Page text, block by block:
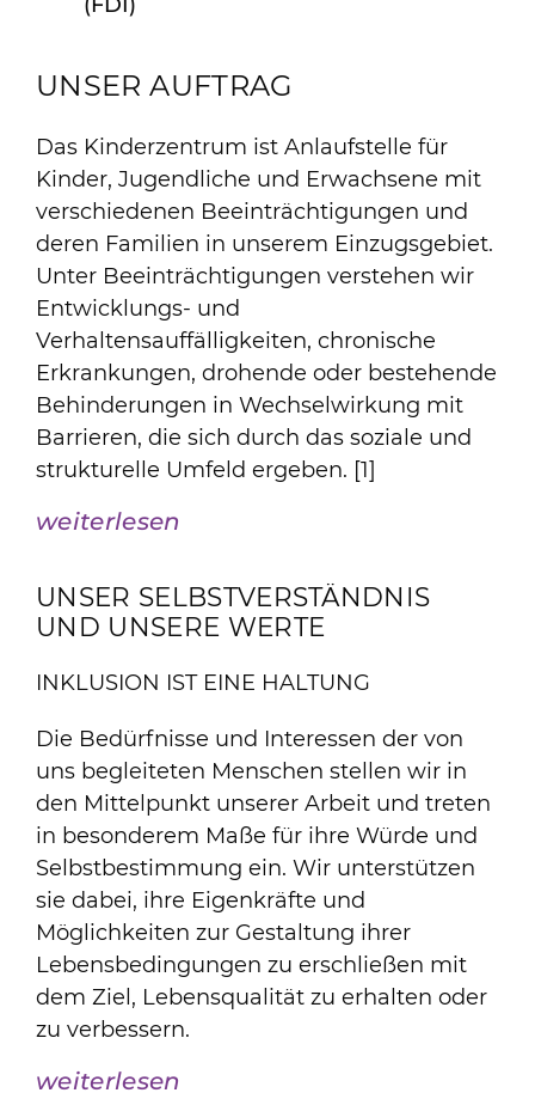
UNSER AUFTRAG
Das Kinderzentrum ist Anlaufstelle für
Kinder, Jugendliche und Erwachsene mit
verschiedenen Beeinträchtigungen und
deren Familien in unserem Einzugsgebiet.
Unter Beeinträchtigungen verstehen wir
Entwicklungs- und
Verhaltensauffälligkeiten, chronische
Erkrankungen, drohende oder bestehende
Behinderungen in Wechselwirkung mit
Barrieren, die sich durch das soziale und
strukturelle Umfeld ergeben. [1]
weiterlesen
UNSER SELBSTVERSTÄNDNIS
UND UNSERE WERTE
INKLUSION IST EINE HALTUNG
Die Bedürfnisse und Interessen der von
uns begleiteten Menschen stellen wir in
den Mittelpunkt unserer Arbeit und treten
in besonderem Maße für ihre Würde und
Selbstbestimmung ein. Wir unterstützen
sie dabei, ihre Eigenkräfte und
Möglichkeiten zur Gestaltung ihrer
Lebensbedingungen zu erschließen mit
dem Ziel, Lebensqualität zu erhalten oder
zu verbessern.
weiterlesen